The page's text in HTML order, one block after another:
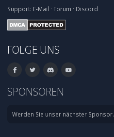
Support: E-Mail · Forum · Discord
FOLGE UNS
SPONSOREN
Werden Sie unser nächster Sponsor.